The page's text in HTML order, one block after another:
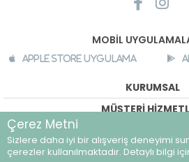
MOBİL
Apple Store Uygulama
KURUMSAL
MÜŞTERİ
©breeze.com.tr - Tüm
Çerez Metni
Sizlere daha iyi bir alışveriş deneyimi
çerezler kullanılmaktadır. Detaylı bilgi